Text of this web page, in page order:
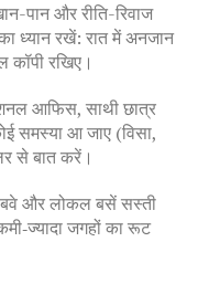
पान और रीति-रिवाज
ध्यान रखें: रात में अनजान
रखिए।
आफिस, साथी छात्र
समस्या आ जाए (विसा,
से बात करें।
और लोकल बसें सस्ती
जगहों का रूट